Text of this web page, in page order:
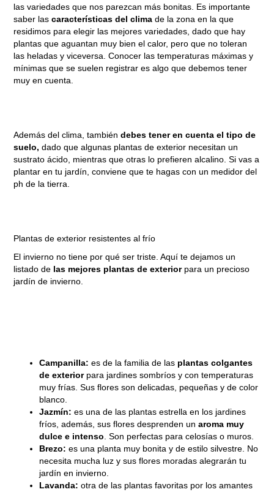
las variedades que nos parezcan más bonitas. Es importante
saber lascaracterísticas del climade la zona en la que
residimos para elegir las mejores variedades, dado que hay
plantas que aguantan muy bien el calor, pero que no toleran
las heladas y viceversa. Conocer las temperaturas máximas y
mínimas que se suelen registrar es algo que debemos tener
muy en cuenta.
Además del clima, tambiéndebes tener en cuenta el tipo de
suelo, dado que algunas plantas de exterior necesitan un
sustrato ácido, mientras que otras lo prefieren alcalino. Si vas a
plantar en tu jardín, conviene que te hagas con un medidor del
ph de la tierra.
Plantas de exterior resistentes al frío
El invierno no tiene por qué ser triste. Aquí te dejamos un
listado de las mejores plantas de exteriorpara un precioso
jardín de invierno.
Campanilla: es de la familia de las plantas colgantes
de exterior para jardines sombríos y con temperaturas
muy frías. Sus flores son delicadas, pequeñas y de color
blanco.
Jazmín: es una de las plantas estrella en los jardines
fríos, además, sus flores desprenden unaroma muy
dulce e intenso. Son perfectas para celosías o muros.
Brezo: es una planta muy bonita y de estilo silvestre. No
necesita mucha luz y sus flores moradas alegrarán tu
jardín en invierno.
Lavanda: otra de las plantas favoritas por los amantes